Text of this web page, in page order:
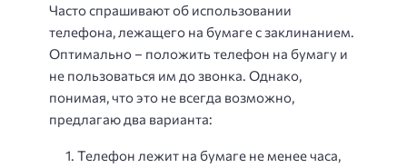
Часто спрашивают об использовании
телефона, лежащего на бумаге с заклинанием.
Оптимально – положить телефон на бумагу и
не пользоваться им до звонка. Однако,
понимая, что это не всегда возможно,
предлагаю два варианта:
Телефон лежит на бумаге не менее часа,